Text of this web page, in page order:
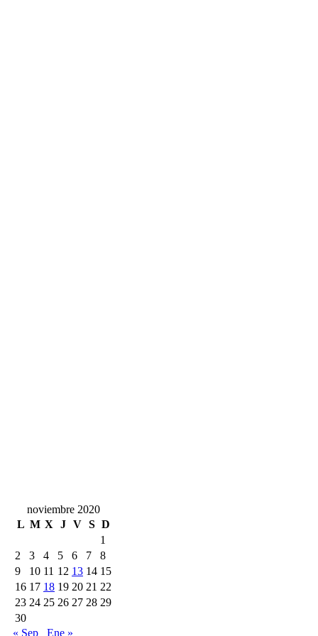
noviembre 2020
L M X J V S D
1
2
3 4 5 6 7
8
9
10 11 12 13 14 15
16 17 18 19 20 21 22
23 24 25 26 27 28 29
30
« Sep
Ene »